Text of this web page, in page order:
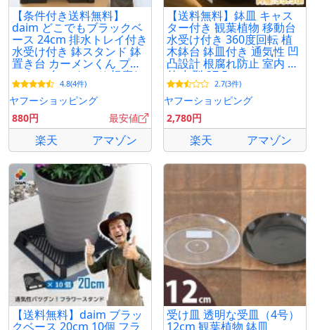
【条件付き送料無料】
daim どこでもブラックベ
ース 24cm 排水トレイ付き
水受け付き 鉢スタンド 鉢
置き台 カーメンくん プラ
ンター 台 スタンド 根腐れ
防止 通気 排水
4.8(4件)
ヤフーショッピング
880円
最安値
楽天 アマゾン
【送料無料】鉢皿 キャス
ター付き 観葉植物 移動台
水受け付き 360度回転 植
木鉢台 鉢皿付き 通気性 凹
凸設計 根腐れ防止 室内 屋
外 丸型 37.5cm
2.7(3件)
ヤフーショッピング
2,780円
楽天 アマゾン
【送料無料】daim ブラッ
クベース 20cm 10個 フラ
受け皿 透明な受皿（4号）
12cm 観葉植物 鉢皿